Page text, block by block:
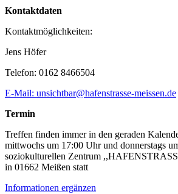
Kontaktdaten
Kontaktmöglichkeiten:
Jens Höfer
Telefon: 0162 8466504
E-Mail: unsichtbar@hafenstrasse-meissen.de
Termin
Treffen finden immer in den geraden
mittwochs um 17:00 Uhr und donnerstags
soziokulturellen Zentrum
in 01662 Meißen statt
Informationen ergänzen